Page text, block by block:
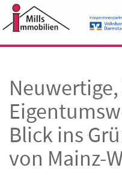
Skip
to
Blick ins
von Mainz-